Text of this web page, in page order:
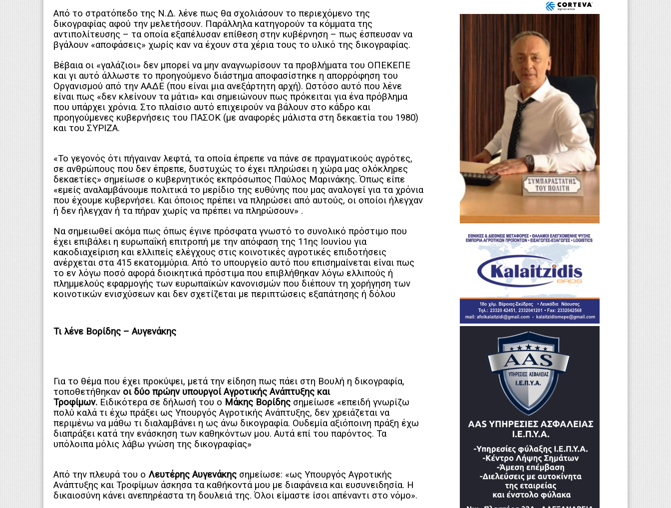
Από το στρατόπεδο της Ν.Δ. λένε πως θα σχολιάσουν το περιεχόμενο της
δικογραφίας αφού την μελετήσουν. Παράλληλα κατηγορούν τα κόμματα της
αντιπολίτευσης – τα οποία εξαπέλυσαν επίθεση στην κυβέρνηση – πως έσπευσαν να
βγάλουν «αποφάσεις» χωρίς καν να έχουν στα χέρια τους το υλικό της δικογραφίας.
Βέβαια οι «γαλάζιοι» δεν μπορεί να μην αναγνωρίσουν τα προβλήματα του ΟΠΕΚΕΠΕ
και γι αυτό άλλωστε το προηγούμενο διάστημα αποφασίστηκε η απορρόφηση του
Οργανισμού από την ΑΑΔΕ (που είναι μια ανεξάρτητη αρχή). Ωστόσο αυτό που λένε
είναι πως «δεν κλείνουν τα μάτια» και σημειώνουν πως πρόκειται για ένα πρόβλημα
που υπάρχει χρόνια. Στο πλαίσιο αυτό επιχειρούν να βάλουν στο κάδρο και
προηγούμενες κυβερνήσεις του ΠΑΣΟΚ (με αναφορές μάλιστα στη δεκαετία του 1980)
και του ΣΥΡΙΖΑ.
«Το γεγονός ότι πήγαιναν λεφτά, τα οποία έπρεπε να πάνε σε πραγματικούς αγρότες,
σε ανθρώπους που δεν έπρεπε, δυστυχώς το έχει πληρώσει η χώρα μας ολόκληρες
δεκαετίες» σημείωσε ο κυβερνητικός εκπρόσωπος Παύλος Μαρινάκης. Όπως είπε
«εμείς αναλαμβάνουμε πολιτικά το μερίδιο της ευθύνης που μας αναλογεί για τα χρόνια
που έχουμε κυβερνήσει. Και όποιος πρέπει να πληρώσει από αυτούς, οι οποίοι ήλεγχαν
ή δεν ήλεγχαν ή τα πήραν χωρίς να πρέπει να πληρώσουν» .
Να σημειωθεί ακόμα πως όπως έγινε πρόσφατα γνωστό το συνολικό πρόστιμο που
έχει επιβάλει η ευρωπαΐκή επιτροπή με την απόφαση της 11ης Ιουνίου για
κακοδιαχείριση και ελλιπείς ελέγχους στις κοινοτικές αγροτικές επιδοτήσεις
ανέρχεται στα 415 εκατομμύρια. Από το υπουργείο αυτό που επισημαίνεται είναι πως
το εν λόγω ποσό αφορά διοικητικά πρόστιμα που επιβλήθηκαν λόγω ελλιπούς ή
πλημμελούς εφαρμογής των ευρωπαϊκών κανονισμών που διέπουν τη χορήγηση των
κοινοτικών ενισχύσεων και δεν σχετίζεται με περιπτώσεις εξαπάτησης ή δόλου
Τι λένε Βορίδης – Αυγενάκης
Για το θέμα που έχει προκύψει, μετά την είδηση πως πάει στη Βουλή η δικογραφία,
τοποθετήθηκαν οι δύο πρώην υπουργοί Αγροτικής Ανάπτυξης και
Τροφίμων. Ειδικότερα σε δήλωσή του ο Μάκης Βορίδης σημείωσε «επειδή γνωρίζω
πολύ καλά τι έχω πράξει ως Υπουργός Αγροτικής Ανάπτυξης, δεν χρειάζεται να
περιμένω να μάθω τι διαλαμβάνει η ως άνω δικογραφία. Ουδεμία αξιόποινη πράξη έχω
διαπράξει κατά την ενάσκηση των καθηκόντων μου. Αυτά επί του παρόντος. Τα
υπόλοιπα μόλις λάβω γνώση της δικογραφίας»
Από την πλευρά του ο Λευτέρης Αυγενάκης σημείωσε: «ως Υπουργός Αγροτικής
Ανάπτυξης και Τροφίμων άσκησα τα καθήκοντά μου με διαφάνεια και ευσυνειδησία. Η
δικαιοσύνη κάνει ανεπηρέαστα τη δουλειά της. Όλοι είμαστε ίσοι απέναντι στο νόμο».